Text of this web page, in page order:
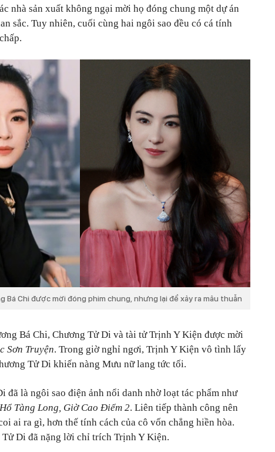
nhà sản xuất không ngại mời họ đóng chung một dự án
sắc. Tuy nhiên, cuối cùng hai ngôi sao đều có cá tính
Bá Chi được mời đóng phim chung, nhưng lại để xảy ra mâu thuẫn
Bá Chi, Chương Tử Di và tài tử Trịnh Y Kiện được mời
Sơn Truyện. Trong giờ nghỉ ngơi, Trịnh Y Kiện vô tình lấy
Tử Di khiến nàng Mưu nữ lang tức tối.
đã là ngôi sao điện ảnh nổi danh nhờ loạt tác phẩm như
Tàng Long, Giờ Cao Điểm 2. Liên tiếp thành công nên
ai ra gì, hơn thế tính cách của cô vốn chẳng hiền hòa.
Di đã nặng lời chỉ trích Trịnh Y Kiện.